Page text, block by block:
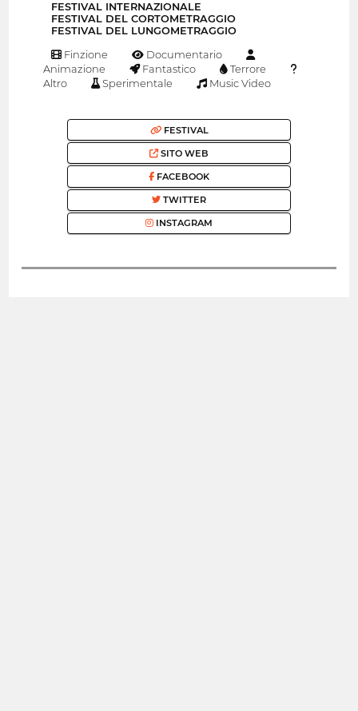
FESTIVAL INTERNAZIONALE
FESTIVAL DEL CORTOMETRAGGIO
FESTIVAL DEL LUNGOMETRAGGIO
Finzione
Documentario
Animazione
Fantastico
Terrore
Altro
Sperimentale Music Video
FESTIVAL
SITO WEB
FACEBOOK
TWITTER
INSTAGRAM